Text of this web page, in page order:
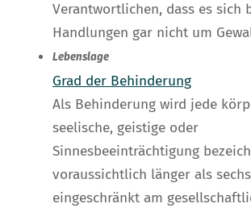
Verantwortlichen, dass es sich
Handlungen gar nicht um
Lebenslage
Grad der Behinderung
Als Behinderung wird jede
seelische, geistige oder
Sinnesbeeinträchtigung
voraussichtlich länger als
eingeschränkt am